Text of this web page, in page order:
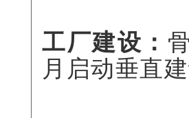
工厂建设：
月启动垂直